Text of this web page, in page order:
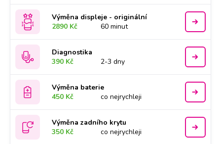
Výměna displeje - originální
2890 Kč
60 minut
Diagnostika
390 Kč
2-3 dny
Výměna baterie
450 Kč
co nejrychleji
Výměna zadního krytu
350 Kč
co nejrychleji